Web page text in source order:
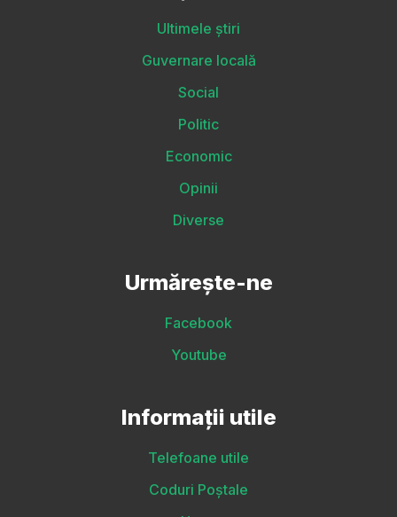
Ultimele știri
Guvernare locală
Social
Politic
Economic
Opinii
Diverse
Urmărește-ne
Facebook
Youtube
Informații utile
Telefoane utile
Coduri Poștale